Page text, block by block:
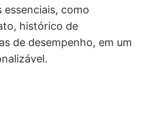
como
histórico de
de desempenho, em um